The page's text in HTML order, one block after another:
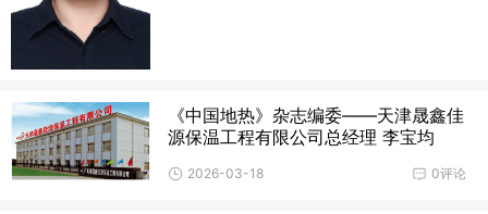
《中国地热》杂志编委——天津晟鑫佳
源保温工程有限公司总经理 李宝均
0评论
2026-03-18